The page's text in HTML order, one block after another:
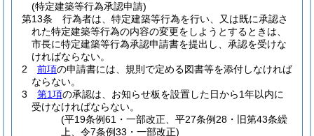
(特定建築等行為承認申請)
第13条
行為者は、特定建築等行為を行い、又は既に承認さ
れた特定建築等行為の内容の変更をしようとするときは、
市長に特定建築等行為承認申請書を提出し、承認を受けな
ければならない。
2
前項の申請書には、規則で定める図書等を添付しなければ
ならない。
3
第1項の承認は、お知らせ板を設置した日から1年以内に
受けなければならない。
(平19条例61・一部改正、平27条例28・旧第43条繰
上、令7条例33・一部改正)